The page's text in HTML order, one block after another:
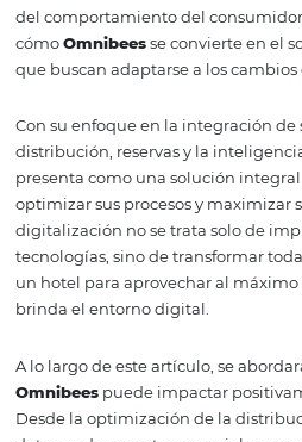
hotelero, esta transformación
los huéspedes buscan
En este contexto, surge la
que también aporta un
del comportamiento del
cómoOmnibeesse convierte
que buscan adaptarse a los
Con su enfoque en la
presenta como una solución
optimizar sus procesos y
digitalización no se trata solo